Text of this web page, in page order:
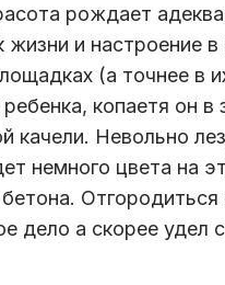
рождает
и настроение­ в
(а точнее в
копаетя он в
качели. Невольно
немного цвета на
дело а скорее удел